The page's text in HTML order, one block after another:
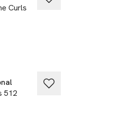
Curls
30 dagar
512
30 dagar